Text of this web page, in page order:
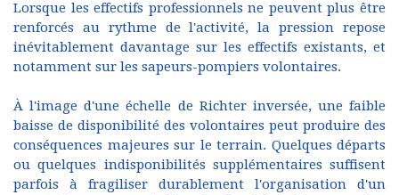
Lorsque les effectifs professionnels ne peuvent plus être
renforcés au rythme de l'activité, la pression repose
inévitablement davantage sur les effectifs existants, et
notamment sur les sapeurs-pompiers volontaires.
À l'image d'une échelle de Richter inversée, une faible
baisse de disponibilité des volontaires peut produire des
conséquences majeures sur le terrain. Quelques départs
ou quelques indisponibilités supplémentaires suffisent
parfois à fragiliser durablement l'organisation d'un